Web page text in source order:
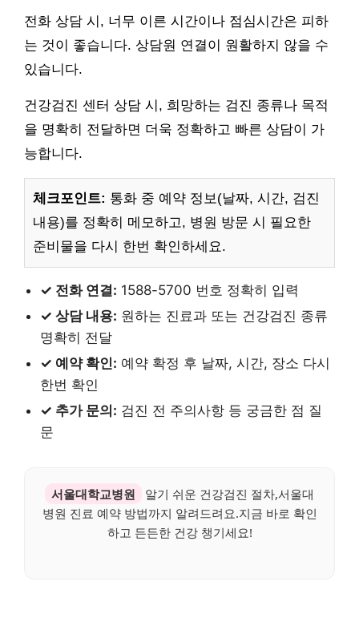
전화 상담 시, 너무 이른 시간이나 점심시간은 피하
는 것이 좋습니다. 상담원 연결이 원활하지 않을 수
있습니다.
건강검진 센터 상담 시, 희망하는 검진 종류나 목적
을 명확히 전달하면 더욱 정확하고 빠른 상담이 가
능합니다.
체크포인트: 통화 중 예약 정보(날짜, 시간, 검진
내용)를 정확히 메모하고, 병원 방문 시 필요한
준비물을 다시 한번 확인하세요.
✓ 전화 연결: 1588-5700 번호 정확히 입력
✓ 상담 내용: 원하는 진료과 또는 건강검진 종류
명확히 전달
✓ 예약 확인: 예약 확정 후 날짜, 시간, 장소 다시
한번 확인
✓ 추가 문의: 검진 전 주의사항 등 궁금한 점 질
문
서울대학교병원
알기 쉬운 건강검진 절차,서울대
병원 진료 예약 방법까지 알려드려요.지금 바로 확인
하고 든든한 건강 챙기세요!